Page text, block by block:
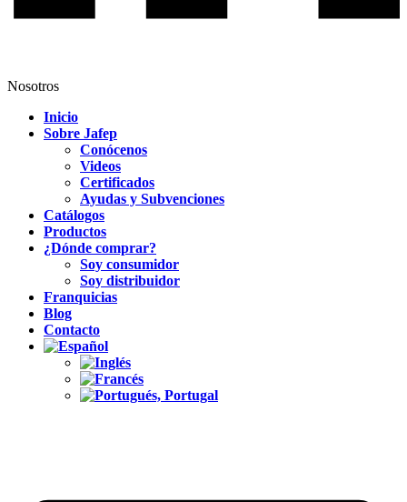
Nosotros
Inicio
Sobre Jafep
Conócenos
Videos
Certificados
Ayudas y Subvenciones
Catálogos
Productos
¿Dónde comprar?
Soy consumidor
Soy distribuidor
Franquicias
Blog
Contacto